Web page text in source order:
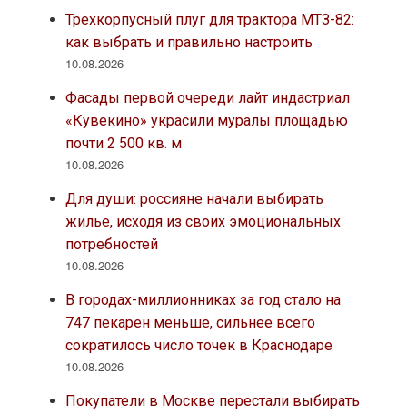
Трехкорпусный плуг для трактора МТЗ-82:
как выбрать и правильно настроить
10.08.2026
Фасады первой очереди лайт индастриал
«Кувекино» украсили муралы площадью
почти 2 500 кв. м
10.08.2026
Для души: россияне начали выбирать
жилье, исходя из своих эмоциональных
потребностей
10.08.2026
В городах-миллионниках за год стало на
747 пекарен меньше, сильнее всего
сократилось число точек в Краснодаре
10.08.2026
Покупатели в Москве перестали выбирать